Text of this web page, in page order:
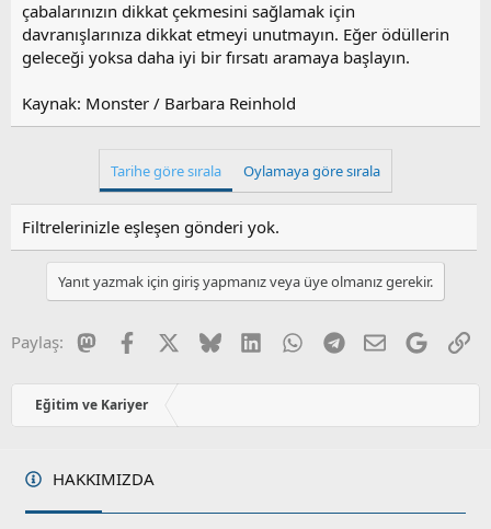
çabalarınızın dikkat çekmesini sağlamak için
davranışlarınıza dikkat etmeyi unutmayın. Eğer ödüllerin
geleceği yoksa daha iyi bir fırsatı aramaya başlayın.
Kaynak: Monster / Barbara Reinhold
Tarihe göre sırala Oylamaya göre sırala
Filtrelerinizle eşleşen gönderi yok.
Yanıt yazmak için giriş yapmanız veya üye olmanız gerekir.
Paylaş: MastodonFacebook BlueskyLinkedInWhatsAppTelegram
E-postaGoogle
Eğitim ve Kariyer
HAKKIMIZDA